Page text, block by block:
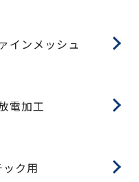
インメッシュ
電加工
ク用